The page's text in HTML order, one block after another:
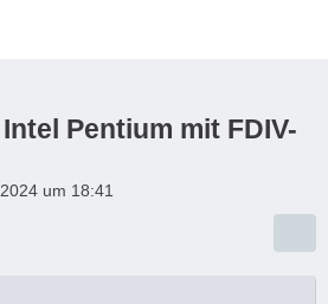
Pentium mit FDIV-
um 18:41